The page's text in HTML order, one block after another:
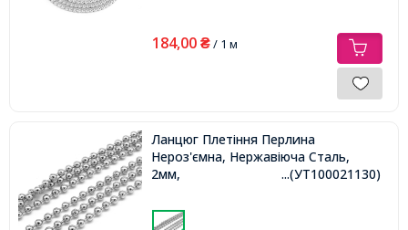
184,00 ₴/ 1 м
Ланцюг Плетіння Перлина
Нероз'ємна, Нержавіюча Сталь,
2мм,
...(УТ100021130)